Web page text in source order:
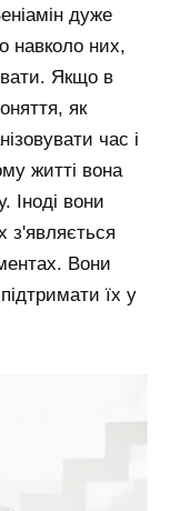
дуже
навколо них,
Якщо в
як
час і
житті вона
Іноді вони
з'являється
Вони
їх у